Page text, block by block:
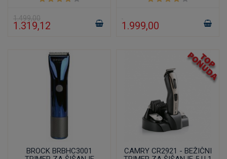
1.499,00
1.319,12 1.999,00
BROCK BRBHC3001
CAMRY CR2921 - BEŽIČNI